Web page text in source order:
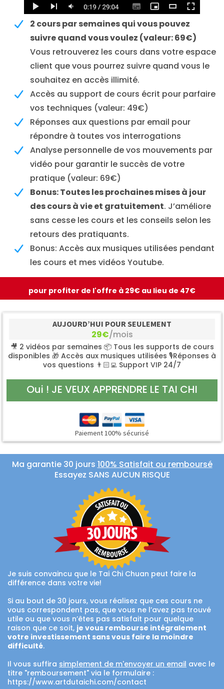
2 cours par semaines qui vous pouvez
suivre quand vous voulez (valeur: 69€)
Vous retrouverez les cours dans votre espace
client que vous pourrez suivre quand vous le
souhaitez en accès illimité.
Accès au support de cours écrit pour parfaire
vos techniques (valeur: 49€)
Réponses aux questions par email pour
répondre à toutes vos interrogations
Analyse personnelle de vos mouvements par
vidéo pour garantir le succès de votre
pratique (valeur: 69€)
Bonus: Toutes les prochaines mises à jour
des cours à vie et gratuitement. J’améliore
sans cesse les cours et les conseils selon les
retours des pratiquants.
Bonus: Accès aux musiques utilisées pendant
les cours et mes vidéos Youtube.
pour profiter de l'offre à 29€ au lieu de 47€
AUJOURD’HUI POUR SEULEMENT
29€/mois
🎥 2 vidéos par semaines 📦 Tous les supports de cours
disponibles 🎁 Accès aux musiques utilisées 🎙Réponses à
vos questions 👨🏻‍💻 Support VIP 24/7
Oui ! JE VEUX APPRENDRE LE TAI CHI
Paiement 100% sécurisé
Ma garantie 30 jours 100% Satisfait ou remboursé
Essayez SANS AUCUN RISQUE
Je suis convaincu que le Tai Chi Chuan peut faire la
différence dans votre vie!
Si au bout de 30 jours, vous réalisez que ces cours ne
vous correspondent pas, que vous ne l’avez pas trouvé
utile ou que vous n’êtes pas satisfait pour quelque
raison que ce soit, je vous rembourse intégralement
votre investissement sans vous faire la moindre
difficulté.
Il vous suffira simplement de m'envoyer un email avec le
titre "remboursement" via le formulaire :
https://www.artdutaichi.com/contact